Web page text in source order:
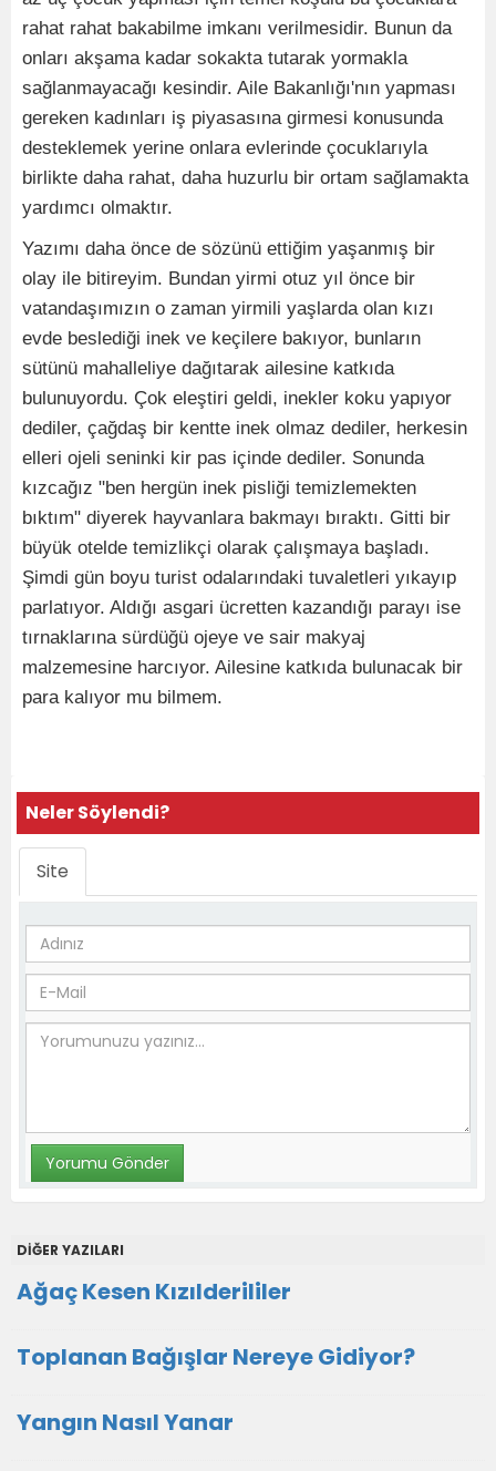
rahat rahat bakabilme imkanı verilmesidir. Bunun da
onları akşama kadar sokakta tutarak yormakla
sağlanmayacağı kesindir. Aile Bakanlığı'nın yapması
gereken kadınları iş piyasasına girmesi konusunda
desteklemek yerine onlara evlerinde çocuklarıyla
birlikte daha rahat, daha huzurlu bir ortam sağlamakta
yardımcı olmaktır.
Yazımı daha önce de sözünü ettiğim yaşanmış bir
olay ile bitireyim. Bundan yirmi otuz yıl önce bir
vatandaşımızın o zaman yirmili yaşlarda olan kızı
evde beslediği inek ve keçilere bakıyor, bunların
sütünü mahalleliye dağıtarak ailesine katkıda
bulunuyordu. Çok eleştiri geldi, inekler koku yapıyor
dediler, çağdaş bir kentte inek olmaz dediler, herkesin
elleri ojeli seninki kir pas içinde dediler. Sonunda
kızcağız "ben hergün inek pisliği temizlemekten
bıktım" diyerek hayvanlara bakmayı bıraktı. Gitti bir
büyük otelde temizlikçi olarak çalışmaya başladı.
Şimdi gün boyu turist odalarındaki tuvaletleri yıkayıp
parlatıyor. Aldığı asgari ücretten kazandığı parayı ise
tırnaklarına sürdüğü ojeye ve sair makyaj
malzemesine harcıyor. Ailesine katkıda bulunacak bir
para kalıyor mu bilmem.
Neler Söylendi?
Site
DİĞER YAZILARI
Ağaç Kesen Kızılderililer
Toplanan Bağışlar Nereye Gidiyor?
Yangın Nasıl Yanar